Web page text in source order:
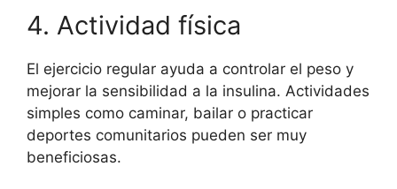
4. Actividad física
El ejercicio regular ayuda a controlar el peso y
mejorar la sensibilidad a la insulina. Actividades
simples como caminar, bailar o practicar
deportes comunitarios pueden ser muy
beneficiosas.